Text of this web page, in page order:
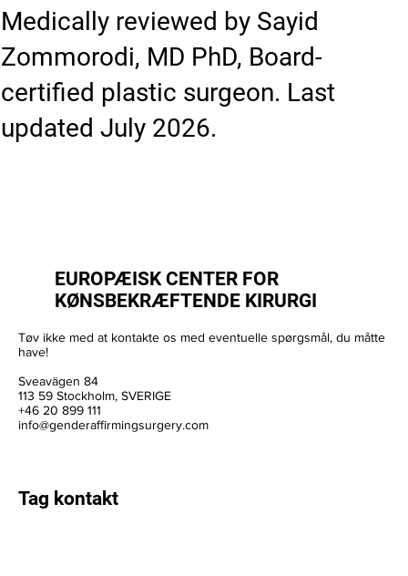
Medically reviewed by Sayid
Zommorodi, MD PhD, Board-
certified plastic surgeon. Last
updated July 2026.
EUROPÆISK CENTER FOR
KØNSBEKRÆFTENDE KIRURGI
Tøv ikke med at kontakte os med eventuelle spørgsmål, du måtte
have!
Sveavägen 84
113 59 Stockholm, SVERIGE
+46 20 899 111
info@genderaffirmingsurgery.com
Tag kontakt